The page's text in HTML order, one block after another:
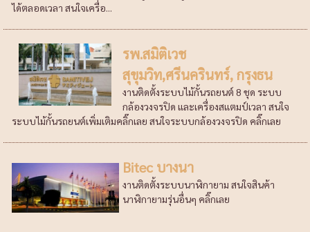
ได้ตลอดเวลา สนใจเครื่อ...
รพ.สมิติเวช
สุขุมวิท,ศรีนครินทร์, กรุงธน
งานติดตั้งระบบไม้กั้นรถยนต์ 8 ชุด ระบบ
กล้องวงจรปิด และเครื่องสแตมป์เวลา สนใจ
ระบบไม้กั้นรถยนต์เพิ่มเติมคลิ๊กเลย สนใจระบบกล้องวงจรปิด คลิ๊กเลย
Bitec บางนา
งานติดตั้งระบบนาฬิกายาม สนใจสินค้า
นาฬิกายามรุ่นอื่นๆ คลิ๊กเลย